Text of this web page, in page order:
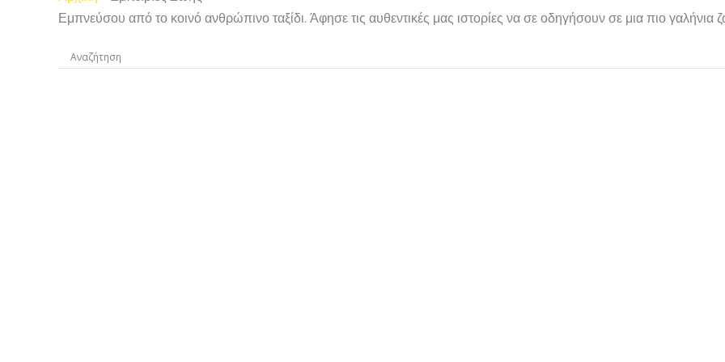
Εμπνεύσου από το κοινό ανθρώπινο ταξίδι. Άφησε τις αυθεντικές μας ιστορίες να σε οδηγήσουν σε μια πιο γαλήνια